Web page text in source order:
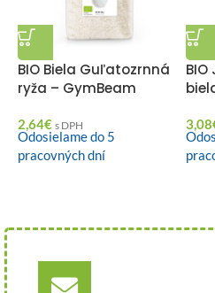
BIO Biela Guľatozrnná
ryža – GymBeam
2,64€ s DPH
Odosielame do 5
pracovných dní
3,08